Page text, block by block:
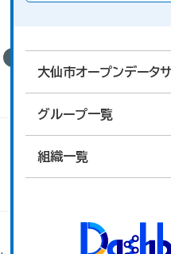
大仙市オープンデータ
グループ一覧
組織一覧